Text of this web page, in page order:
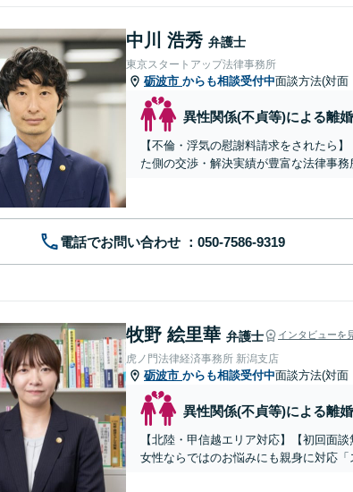
中川 浩秀 弁護士
東京スタートアップ法律事務所
砺波市 からも相談受付中面談方法(対面
異性関係(不貞等)による離
【不倫・浮気の慰謝料請求をされたら
た側の交渉・解決実績が豊富な法律事
電話でお問い合わせ
牧野 絵里華 弁護士 インタビューを
虎ノ門法律経済事務所 新潟支店
砺波市 からも相談受付中面談方法(対面
異性関係(不貞等)による離
【北陸・甲信越エリア対応】【初回面
女性ならではのお悩みにも親身に対応